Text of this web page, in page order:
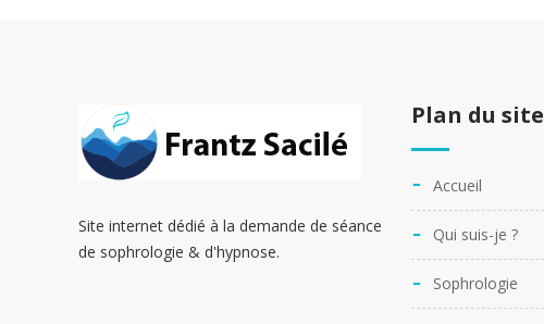
Site internet dédié à la demande de séance
de sophrologie & d'hypnose.
Plan du site
Accueil
Qui suis-je ?
Sophrologie